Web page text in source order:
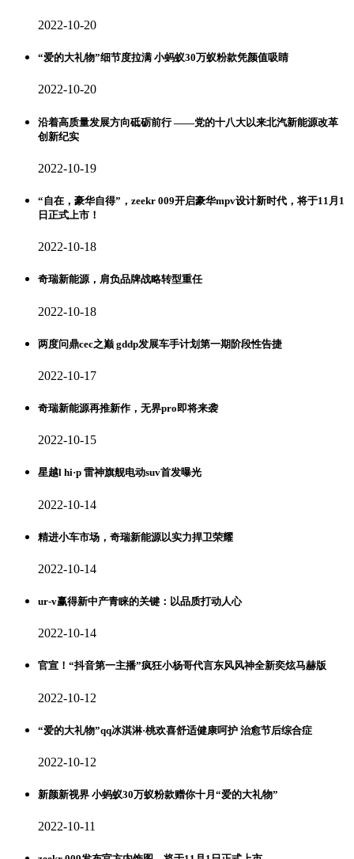
2022-10-20
“爱的大礼物”细节度拉满 小蚂蚁30万蚁粉款凭颜值吸睛
2022-10-20
沿着高质量发展方向砥砺前行 ——党的十八大以来北汽新能源改革
创新纪实
2022-10-19
“自在，豪华自得”，zeekr 009开启豪华mpv设计新时代，将于11月1
日正式上市！
2022-10-18
奇瑞新能源，肩负品牌战略转型重任
2022-10-18
两度问鼎cec之巅 gddp发展车手计划第一期阶段性告捷
2022-10-17
奇瑞新能源再推新作，无界pro即将来袭
2022-10-15
星越l hi·p 雷神旗舰电动suv首发曝光
2022-10-14
精进小车市场，奇瑞新能源以实力捍卫荣耀
2022-10-14
ur-v赢得新中产青睐的关键：以品质打动人心
2022-10-14
官宣！“抖音第一主播”疯狂小杨哥代言东风风神全新奕炫马赫版
2022-10-12
“爱的大礼物”qq冰淇淋·桃欢喜舒适健康呵护 治愈节后综合症
2022-10-12
新颜新视界 小蚂蚁30万蚁粉款赠你十月“爱的大礼物”
2022-10-11